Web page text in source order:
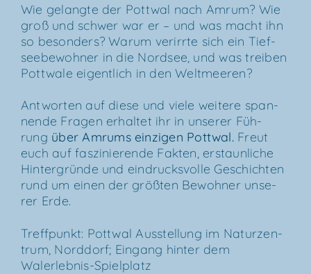
Wie gelang­te der Pott­wal nach Amrum? Wie
groß und schwer war er – und was macht ihn
so beson­ders? War­um ver­irr­te sich ein Tief­
see­be­woh­ner in die Nord­see, und was trei­ben
Pott­wa­le eigent­lich in den Weltmeeren?
Ant­wor­ten auf die­se und vie­le wei­te­re span­
nen­de Fra­gen erhal­tet ihr in unse­rer Füh­
rung über Amrums ein­zi­gen Pott­wal.Freut
euch auf fas­zi­nie­ren­de Fak­ten, erstaun­li­che
Hin­ter­grün­de und ein­drucks­vol­le Geschich­ten
rund um einen der größ­ten Bewoh­ner unse­
rer Erde.
Treff­punkt: Pott­wal Aus­stel­lung im Natur­zen­
trum, Nord­dorf; Ein­gang hin­ter dem
Walerlebnis-Spielplatz